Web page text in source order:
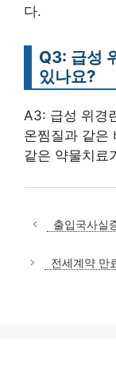
다.
Q3: 급성
있나요?
A3: 급성 위경
온찜질과 같은
같은 약물치료
출입국사실
전세계약 만